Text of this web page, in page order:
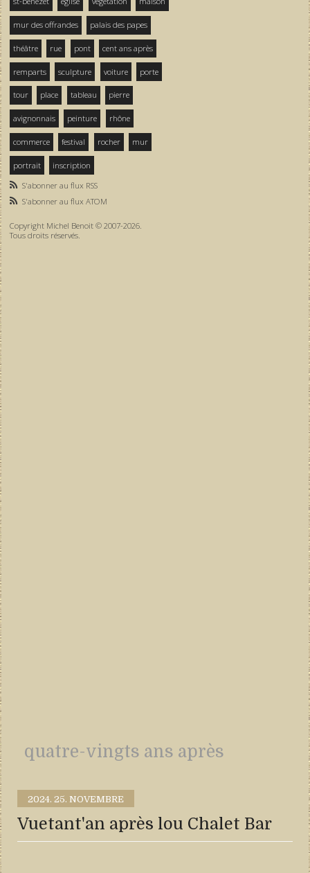
mur des offrandes palais des papes
théâtre rue pont cent ans après
remparts sculpture voiture porte
tour place tableau pierre
avignonnais peinture rhône
commerce festival rocher mur
portrait
inscription
S'abonner au flux RSS
S'abonner au flux ATOM
Copyright Michel Benoit © 2007-2026.
Tous droits réservés.
quatre-vingts ans après
2024. 25. NOVEMBRE
Vuetant'an après lou Chalet Bar